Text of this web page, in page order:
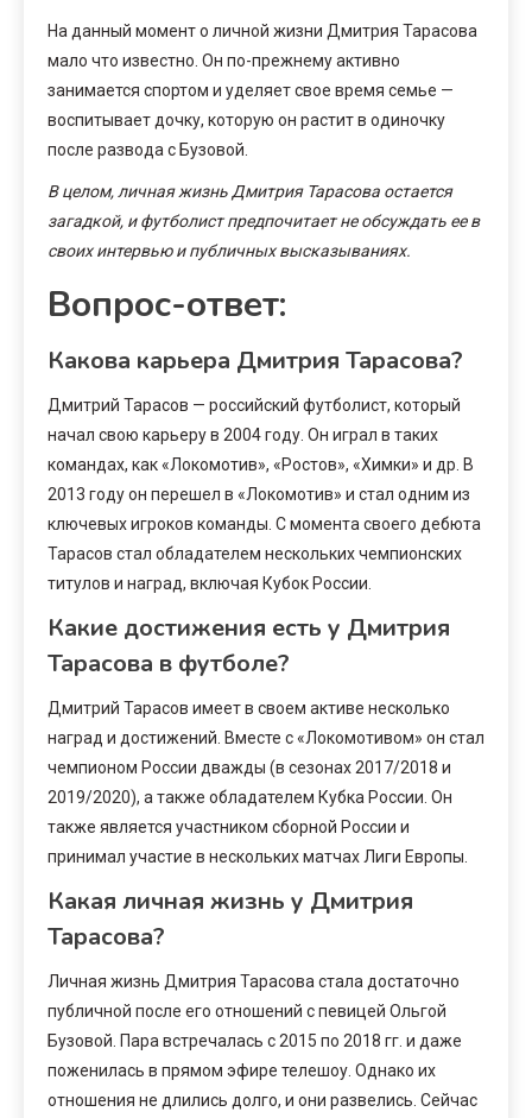
На данный момент о личной жизни Дмитрия Тарасова
мало что известно. Он по-прежнему активно
занимается спортом и уделяет свое время семье —
воспитывает дочку, которую он растит в одиночку
после развода с Бузовой.
В целом, личная жизнь Дмитрия Тарасова остается
загадкой, и футболист предпочитает не обсуждать ее в
своих интервью и публичных высказываниях.
Вопрос-ответ:
Какова карьера Дмитрия Тарасова?
Дмитрий Тарасов — российский футболист, который
начал свою карьеру в 2004 году. Он играл в таких
командах, как «Локомотив», «Ростов», «Химки» и др. В
2013 году он перешел в «Локомотив» и стал одним из
ключевых игроков команды. С момента своего дебюта
Тарасов стал обладателем нескольких чемпионских
титулов и наград, включая Кубок России.
Какие достижения есть у Дмитрия
Тарасова в футболе?
Дмитрий Тарасов имеет в своем активе несколько
наград и достижений. Вместе с «Локомотивом» он стал
чемпионом России дважды (в сезонах 2017/2018 и
2019/2020), а также обладателем Кубка России. Он
также является участником сборной России и
принимал участие в нескольких матчах Лиги Европы.
Какая личная жизнь у Дмитрия
Тарасова?
Личная жизнь Дмитрия Тарасова стала достаточно
публичной после его отношений с певицей Ольгой
Бузовой. Пара встречалась с 2015 по 2018 гг. и даже
поженилась в прямом эфире телешоу. Однако их
отношения не длились долго, и они развелись. Сейчас